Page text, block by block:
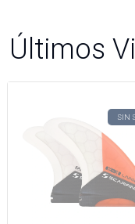
Últimos
SIN